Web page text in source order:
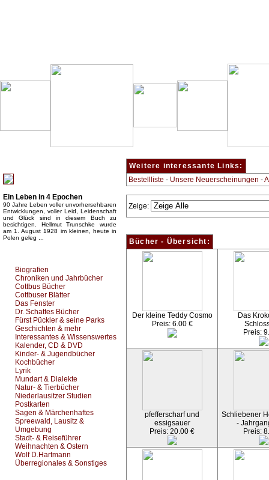
Ein Leben in 4 Epochen
90 Jahre Leben voller unvorhersehbaren
Entwicklungen, voller Leid, Leidenschaft
und Glück sind in diesem Buch zu
besichtigen. Hellmut Trunschke wurde
am 1. August 1928 im kleinen, heute in
Polen geleg ...
Biografien
Chroniken und Jahrbücher
Cottbus Bücher
Cottbuser Blätter
Das Fenster
Dr. Schattes Bücher
Fürst Pückler & seine Parks
Geschichten & mehr
Interessantes & Wissenswertes
Kalender, CD & DVD
Kinder- & Jugendbücher
Kochbücher
Lyrik
Mundart & Dialekte
Natur- & Tierbücher
Niederlausitzer Studien
Postkarten
Sagen & Märchenhaftes
Spreewald, Lausitz &
Umgebung
Stadt- & Reiseführer
Weihnachten & Ostern
Wolf D.Hartmann
Überregionales & Sonstiges
Weitere interessante Links:
Bestellliste - Unsere Neuerscheinungen -
Zeige:
Bücher - Übersicht:
Der kleine Teddy Cosmo
Preis: 6.00 €
Das
Preis:
pfefferscharf und
essigsauer
Preis: 20.00 €
Schliebener
-
Preis: